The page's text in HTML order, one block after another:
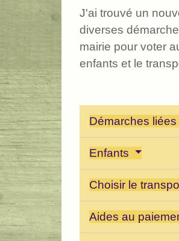
J'ai trouvé un
diverses
mairie pour voter
enfants et le
Démarches
Enfants
Choisir le
Aides au